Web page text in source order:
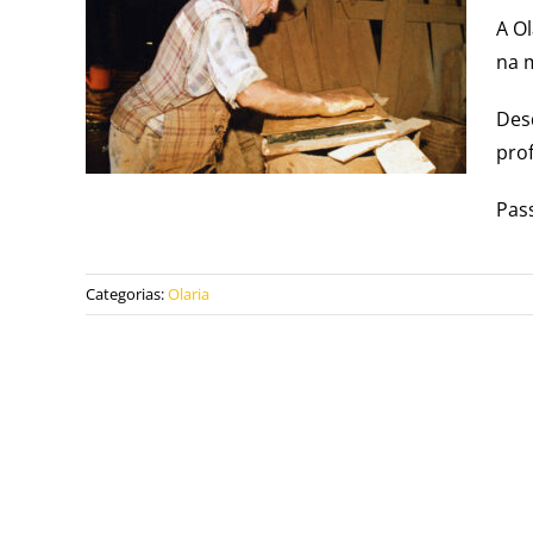
Oleiro João
Morgado
A
na
Categorias:Olaria